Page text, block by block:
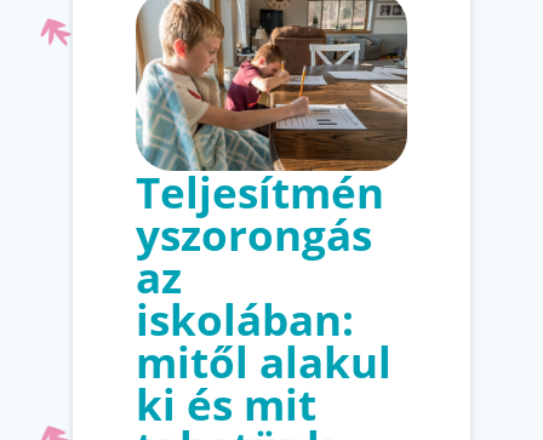
Teljesítmén
yszorongás
az
iskolában:
mitől alakul
ki és mit